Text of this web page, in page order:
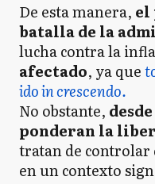
De esta manera, el
batalla de la
lucha contra la
afectado, ya que
idoin crescendo.
No obstante,
ponderan la
tratan de controlar
en un contexto